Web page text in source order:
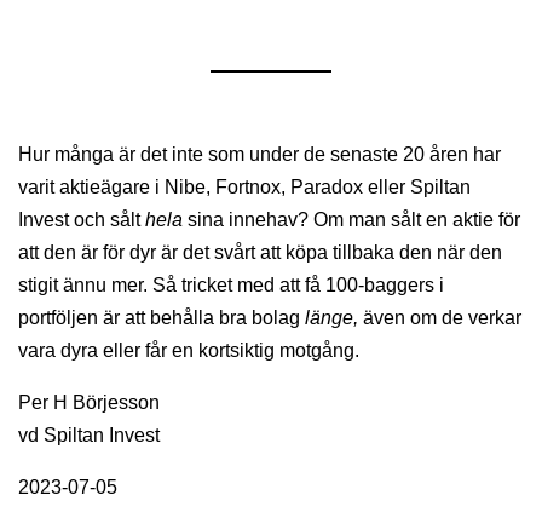
Hur många är det inte som under de senaste 20 åren har
varit aktieägare i Nibe, Fortnox, Paradox eller Spiltan
Invest och sålthela sina innehav? Om man sålt en aktie för
att den är för dyr är det svårt att köpa tillbaka den när den
stigit ännu mer. Så tricket med att få 100-baggers i
portföljen är att behålla bra bolaglänge, även om de verkar
vara dyra eller får en kortsiktig motgång.
Per H Börjesson
vd Spiltan Invest
2023-07-05